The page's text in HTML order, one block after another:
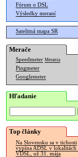
Fórum o DSL
Výsledky meraní
Satelitná mapa SR
Merače
Speedmeter Merania
Pingmeter
Googlemeter
Hľadanie
Top články
Na Slovensku sa v tichosti
vypína ADSL v lokalitách
VDSL, už 31. mája